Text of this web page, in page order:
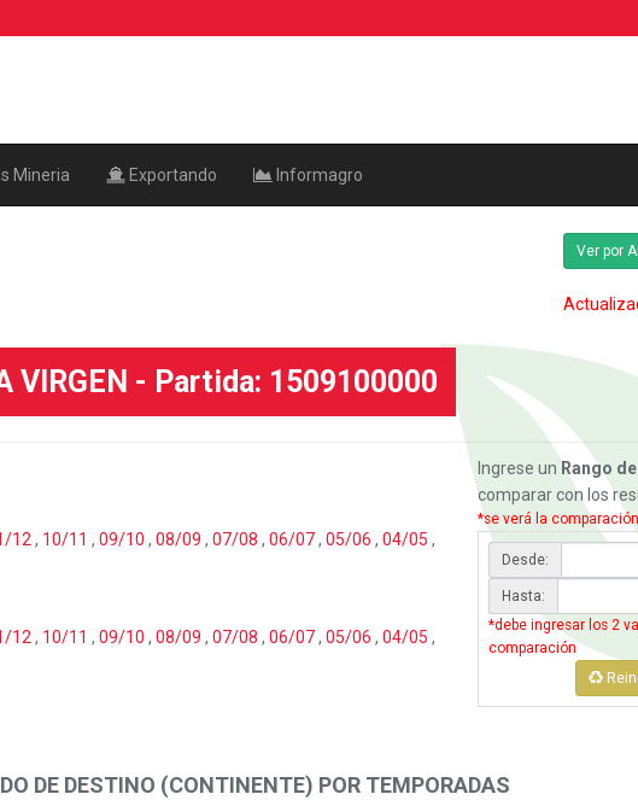
Mineria Exportando Informagro
Ver por
VIRGEN - Partida: 1509100000
12 , 10/11 , 09/10 , 08/09 , 07/08 , 06/07, 05/06 , 04/05 ,
12 , 10/11 , 09/10 , 08/09 , 07/08 , 06/07, 05/06 , 04/05 ,
Ingrese un Rango
comparar con los
*se verá la
Desde:
Hasta:
*debe ingresar los 2
comparación
DE DESTINO (CONTINENTE) POR TEMPORADAS